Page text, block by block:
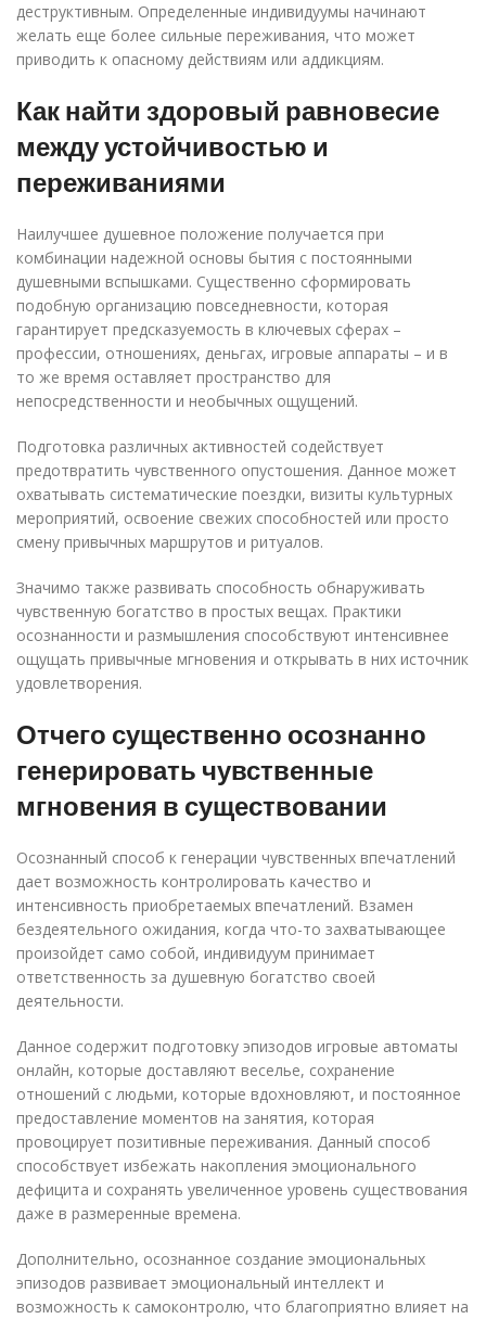
деструктивным. Определенные индивидуумы начинают
желать еще более сильные переживания, что может
приводить к опасному действиям или аддикциям.
Как найти здоровый равновесие
между устойчивостью и
переживаниями
Наилучшее душевное положение получается при
комбинации надежной основы бытия с постоянными
душевными вспышками. Существенно сформировать
подобную организацию повседневности, которая
гарантирует предсказуемость в ключевых сферах –
профессии, отношениях, деньгах, игровые аппараты – и в
то же время оставляет пространство для
непосредственности и необычных ощущений.
Подготовка различных активностей содействует
предотвратить чувственного опустошения. Данное может
охватывать систематические поездки, визиты культурных
мероприятий, освоение свежих способностей или просто
смену привычных маршрутов и ритуалов.
Значимо также развивать способность обнаруживать
чувственную богатство в простых вещах. Практики
осознанности и размышления способствуют интенсивнее
ощущать привычные мгновения и открывать в них источник
удовлетворения.
Отчего существенно осознанно
генерировать чувственные
мгновения в существовании
Осознанный способ к генерации чувственных впечатлений
дает возможность контролировать качество и
интенсивность приобретаемых впечатлений. Взамен
бездеятельного ожидания, когда что-то захватывающее
произойдет само собой, индивидуум принимает
ответственность за душевную богатство своей
деятельности.
Данное содержит подготовку эпизодов игровые автоматы
онлайн, которые доставляют веселье, сохранение
отношений с людьми, которые вдохновляют, и постоянное
предоставление моментов на занятия, которая
провоцирует позитивные переживания. Данный способ
способствует избежать накопления эмоционального
дефицита и сохранять увеличенное уровень существования
даже в размеренные времена.
Дополнительно, осознанное создание эмоциональных
эпизодов развивает эмоциональный интеллект и
возможность к самоконтролю, что благоприятно влияет на